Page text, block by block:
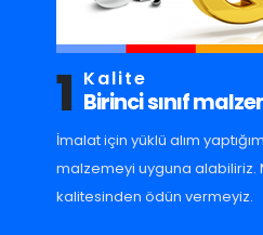
1 Kalite
Birinci sınıf
İmalat için yüklü alım
malzemeyi uyguna alabiliriz.
kalitesinden ödün vermeyiz.